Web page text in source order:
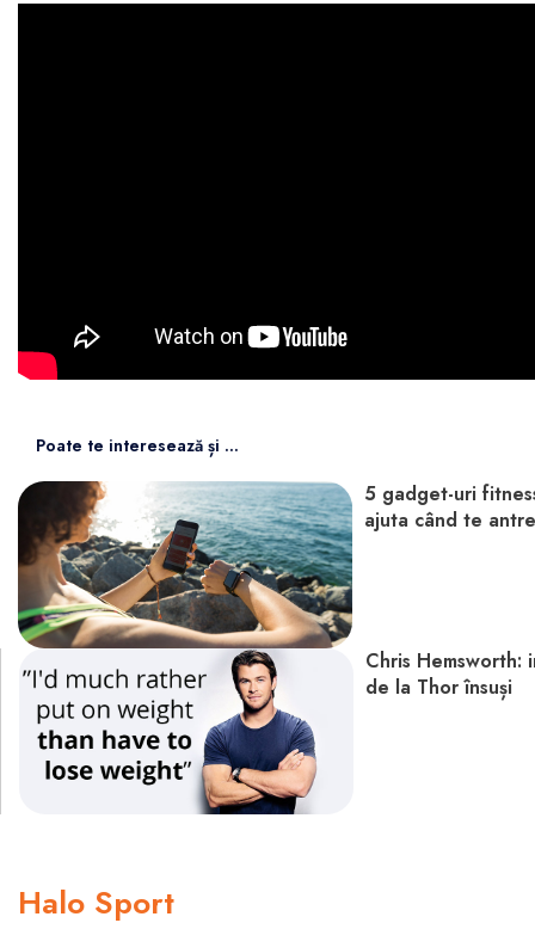
Poate te interesează și ...
5 gadget-uri
ajuta când te
Chris Hemsworth:
de la Thor însuși
Halo Sport